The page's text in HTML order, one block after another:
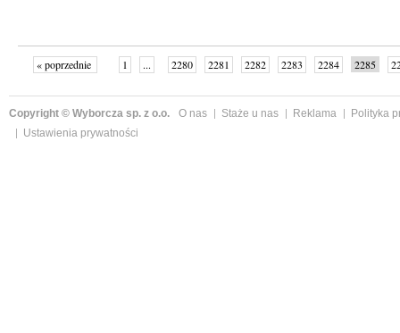
« poprzednie 1 ... 2280 2281 2282 2283 2284 2285
Copyright © Wyborcza sp. z o.o. O nas Staże u nas Reklama
Polityka
Ustawienia prywatności